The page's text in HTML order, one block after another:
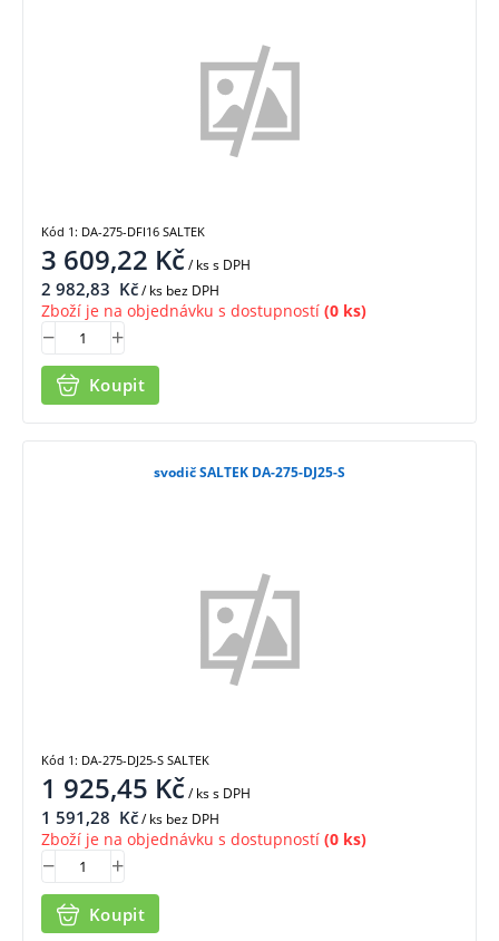
3 609,22 Kč/ kss DPH
2 982,83 Kč/ ks bez DPH
Zboží je na objednávku s dostupností (0 ks)
Koupit
Kód 1: DA-275-DFI16 SALTEK
svodič SALTEK DA-275-DJ25-S
1 925,45 Kč/ kss DPH
1 591,28 Kč/ ks bez DPH
Zboží je na objednávku s dostupností (0 ks)
Koupit
Kód 1: DA-275-DJ25-S SALTEK